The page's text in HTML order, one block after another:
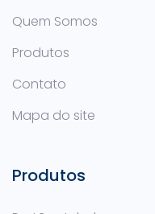
Quem Somos
Produtos
Contato
Mapa do site
Produtos